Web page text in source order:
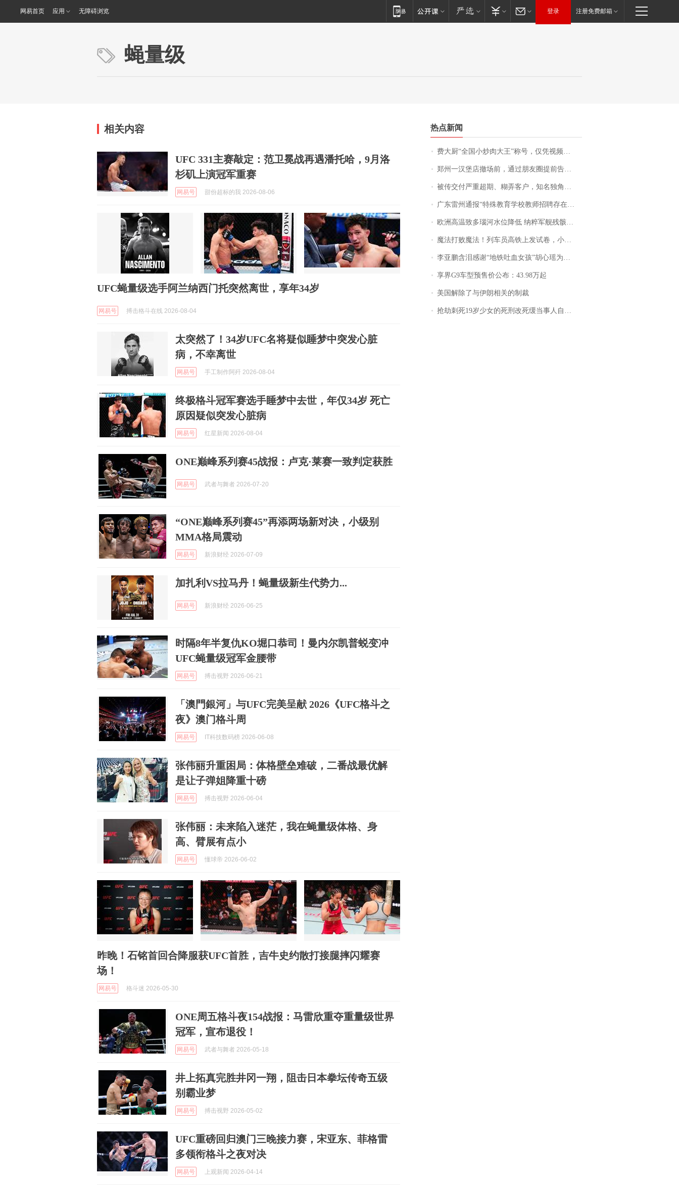
网易首页 应用 无障碍浏览 登录 注册免费邮箱
蝇量级
相关内容
UFC 331主赛敲定：范卫冕战再遇潘托哈，9月洛
杉矶上演冠军重赛
网易号 甜份超标的我 2026-08-06
UFC蝇量级选手阿兰纳西门托突然离世，享年34岁
网易号 搏击格斗在线 2026-08-04
太突然了！34岁UFC名将疑似睡梦中突发心脏
病，不幸离世
网易号 手工制作阿歼 2026-08-04
终极格斗冠军赛选手睡梦中去世，年仅34岁 死亡
原因疑似突发心脏病
网易号 红星新闻 2026-08-04
ONE巅峰系列赛45战报：卢克·莱赛一致判定获胜
网易号 武者与舞者 2026-07-20
“ONE巅峰系列赛45”再添两场新对决，小级别
MMA格局震动
网易号 新浪财经 2026-07-09
加扎利VS拉马丹！蝇量级新生代势力...
网易号 新浪财经 2026-06-25
时隔8年半复仇KO堀口恭司！曼内尔凯普蜕变冲
UFC蝇量级冠军金腰带
网易号 搏击视野 2026-06-21
「澳門銀河」与UFC完美呈献 2026《UFC格斗之
夜》澳门格斗周
网易号 IT科技数码榜 2026-06-08
张伟丽升重困局：体格壁垒难破，二番战最优解
是让子弹姐降重十磅
网易号 搏击视野 2026-06-04
张伟丽：未来陷入迷茫，我在蝇量级体格、身
高、臂展有点小
网易号 懂球帝 2026-06-02
昨晚！石铭首回合降服获UFC首胜，吉牛史约散打接腿摔闪耀赛
场！
网易号 格斗迷 2026-05-30
ONE周五格斗夜154战报：马雷欣重夺重量级世界
冠军，宣布退役！
网易号 武者与舞者 2026-05-18
井上拓真完胜井冈一翔，阻击日本拳坛传奇五级
别霸业梦
网易号 搏击视野 2026-05-02
UFC重磅回归澳门三晚接力赛，宋亚东、菲格雷
多领衔格斗之夜对决
网易号 上观新闻 2026-04-14
热点新闻
费大厨“全国小炒肉大王”称号，仅凭视频评出？中国烹饪协会回应
郑州一汉堡店撤场前，通过朋友圈提前告知逐一退费，有顾客仅剩1元也全被退回，分文不少；顾客：言而有信，让人感动
被传交付严重超期、糊弄客户，知名独角兽车企创始人回应：都没证据，将依法采取措施，“本人长期与美国交管局保持沟通，对方表示肯定”
广东雷州通报“特殊教育学校教师招聘存在违规行为”：已启动问责程序 副校长被停职
欧洲高温致多瑙河水位降低 纳粹军舰残骸重见天日
魔法打败魔法！列车员高铁上发试卷，小朋友一秒静音，12306回应：列车员个人行为，不是铁路规定
李亚鹏含泪感谢“地铁吐血女孩”胡心瑶为嫣然天使捐99999元：这份捐赠太沉重，尊重其捐赠意愿，个人向胡心瑶和她的病友之家各捐赠99999元
享界G9车型预售价公布：43.98万起
美国解除了与伊朗相关的制裁
抢劫刺死19岁少女的死刑改死缓当事人自述：出狱11年间始终刻意躲避被害人家属